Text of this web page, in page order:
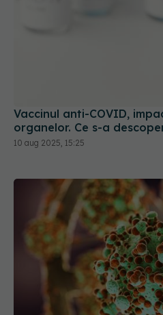
Vaccinul anti-COVID,
organelor. Ce s-a
10 aug 2025, 15:25